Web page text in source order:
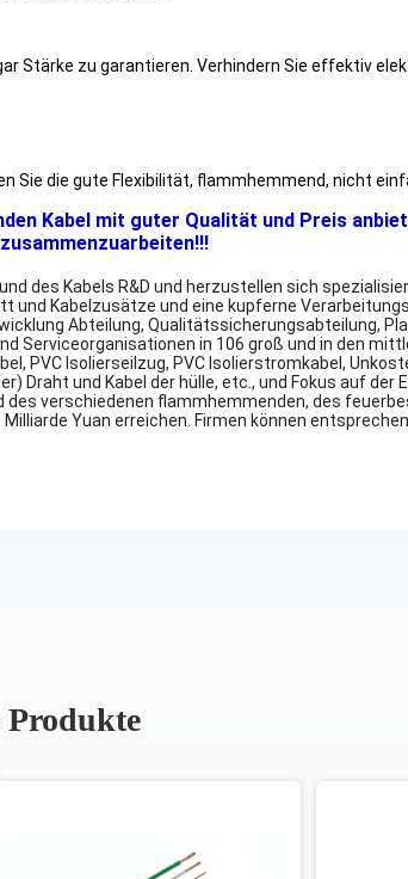
Stärke zu garantieren. Verhindern Sie effektiv
Sie die gute Flexibilität, flammhemmend, nicht
Kabel mit guter Qualität und Preis
des Kabels R&D und herzustellen sich
und Kabelzusätze und eine kupferne
Abteilung, Qualitätssicherungsabteilung,
in 106 groß und in den
PVC Isolierseilzug, PVC Isolierstromkabel,
und Kabel der hülle, etc., und Fokus auf der
verschiedenen flammhemmenden, des
Yuan erreichen. Firmen können
Produkte